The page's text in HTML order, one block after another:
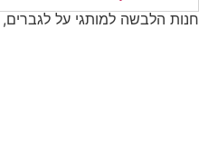
חנות הלבשה למותגי על לגברים,